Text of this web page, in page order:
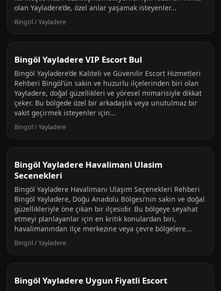
olan Yayladere’de, özel anlar yaşamak isteyenler...
Bingöl / Yayladere
Bingöl Yayladere VIP Escort Bul
Bingöl Yayladere’de Kaliteli ve Güvenilir Escort Hizmetleri
Rehberi Bingöl’ün sakin ve huzurlu ilçelerinden biri olan
Yayladere, doğal güzellikleri ve yöresel mimarisiyle dikkat
çeker. Bu bölgede özel bir arkadaşlık veya unutulmaz bir
vakit geçirmek isteyenler için...
Bingöl / Yayladere
Bingöl Yayladere Havalimani Ulasim
Secenekleri
Bingöl Yayladere Havalimanı Ulaşım Seçenekleri Rehberi
Bingöl Yayladere, Doğu Anadolu Bölgesi’nin sakin ve doğal
güzellikleriyle öne çıkan bir ilçesidir. Bu bölgeye seyahat
etmeyi planlayanlar için en kritik konulardan biri,
havalimanından ilçe merkezine veya çevre bölgelere...
Bingöl / Yayladere
Bingöl Yayladere Uygun Fiyatli Escort